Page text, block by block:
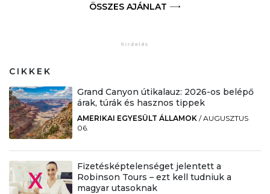
ÖSSZES AJÁNLAT
CIKKEK
Grand Canyon útikalauz: 2026-os belépő
árak, túrák és hasznos tippek
AMERIKAI EGYESÜLT ÁLLAMOK /AUGUSZTUS
06.
Fizetésképtelenséget jelentett a
Robinson Tours – ezt kell tudniuk a
magyar utasoknak